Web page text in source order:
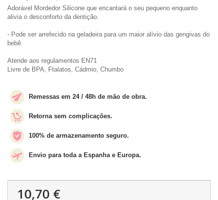
Adorável Mordedor Silicone que encantará o seu pequeno enquanto
alivia o desconforto da dentição.
- Pode ser arrefecido na geladeira para um maior alívio das gengivas do
bebê.
Atende aos regulamentos EN71
Livre de BPA, Ftalatos, Cádmio, Chumbo
Remessas em 24 / 48h de mão de obra.
Retorna sem complicações.
100% de armazenamento seguro.
Envio para toda a Espanha e Europa.
10,70 €